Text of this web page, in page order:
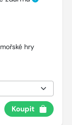
hry
Koupit